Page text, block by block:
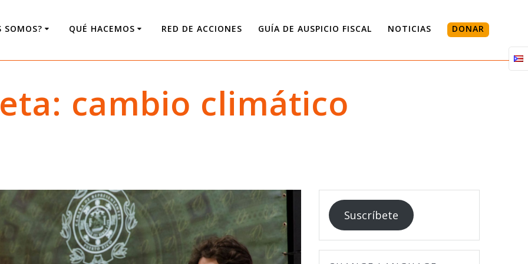
SOMOS? QUÉ HACEMOS RED DE ACCIONES GUÍA DE AUSPICIO FISCAL NOTICIAS DONAR
cambio climático
Suscríbete